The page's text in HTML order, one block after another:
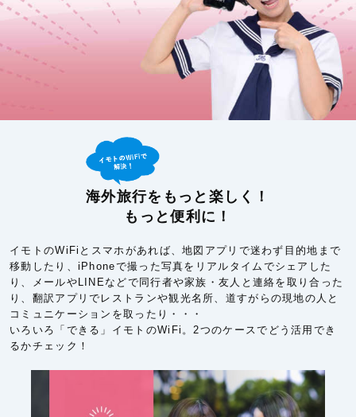
海外旅行をもっと楽しく！
もっと便利に！
イモトのWiFiとスマホがあれば、地図アプリで迷わず目的地まで
移動したり、iPhoneで撮った写真をリアルタイムでシェアした
り、メールやLINEなどで同行者や家族・友人と連絡を取り合った
り、翻訳アプリでレストランや観光名所、道すがらの現地の人と
コミュニケーションを取ったり・・・
いろいろ「できる」イモトのWiFi。2つのケースでどう活用でき
るかチェック！